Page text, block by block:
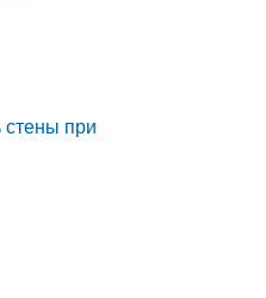
стены при